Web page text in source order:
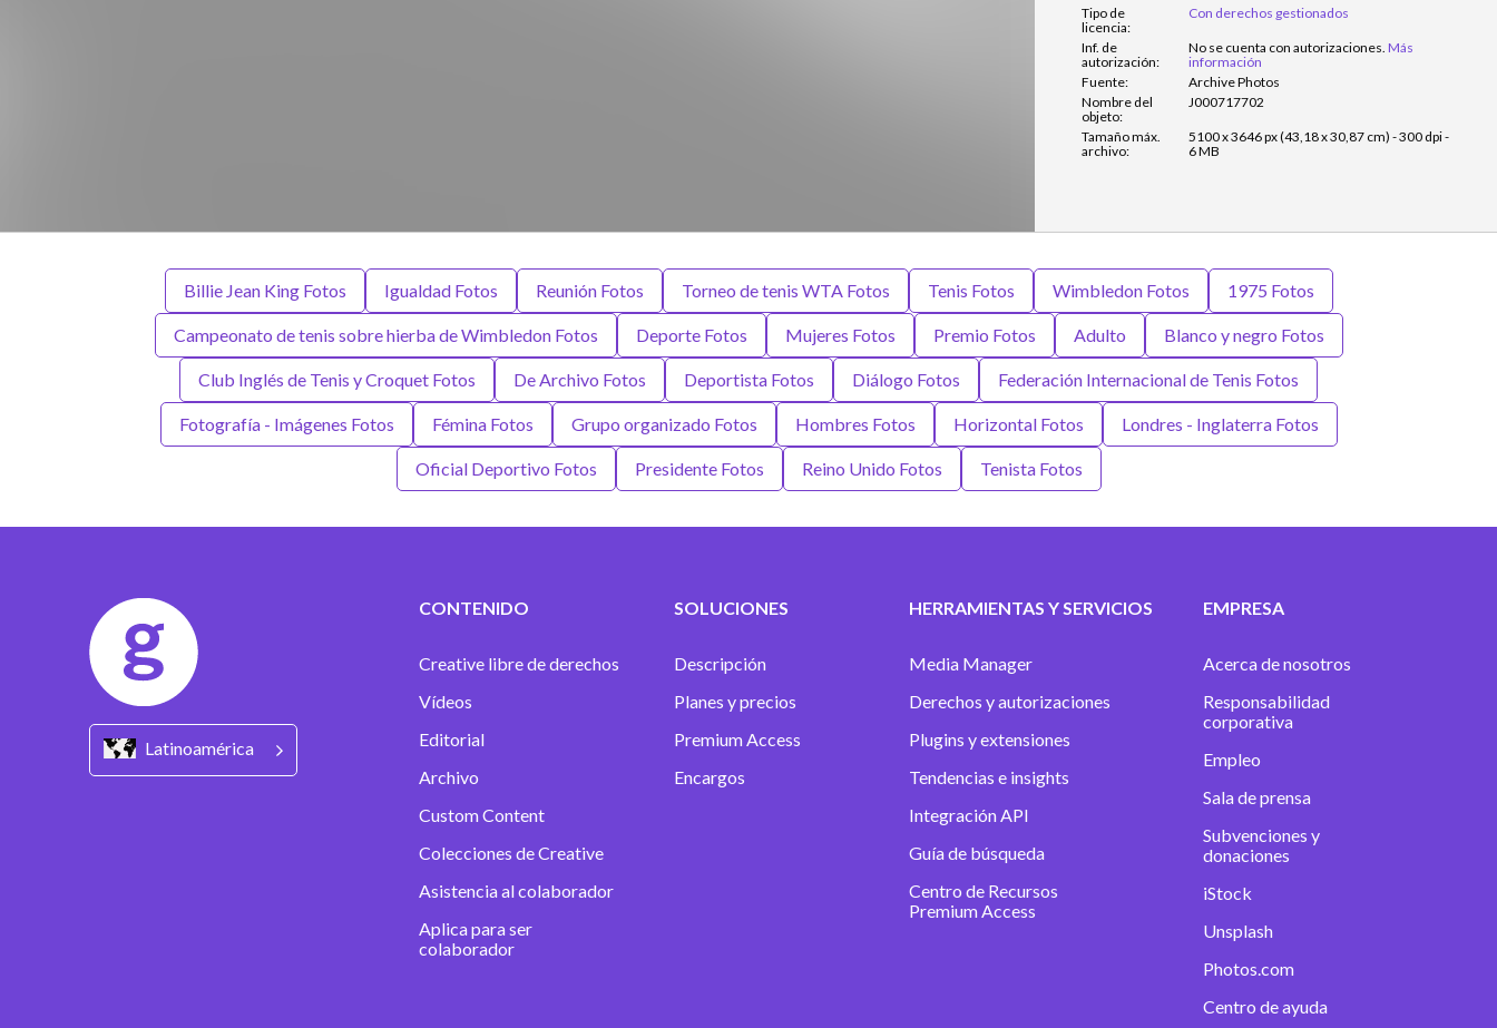
Tipo de
licencia:
Con derechos gestionados
Inf. de
autorización:
No se cuenta con autorizaciones. Más
información
Fuente:
Archive Photos
Nombre del
objeto:
J000717702
Tamaño máx.
archivo:
5100 x 3646 px (43,18 x 30,87 cm) - 300 dpi -
6 MB
Billie Jean King Fotos Igualdad Fotos Reunión Fotos Torneo de tenis WTA Fotos Tenis Fotos Wimbledon Fotos 1975 Fotos
Campeonato de tenis sobre hierba de Wimbledon Fotos Deporte Fotos Mujeres Fotos Premio Fotos Adulto Blanco y negro Fotos
Club Inglés de Tenis y Croquet Fotos De Archivo Fotos Deportista Fotos Diálogo Fotos Federación Internacional de Tenis Fotos
Fotografía - Imágenes Fotos Fémina Fotos Grupo organizado Fotos Hombres Fotos Horizontal Fotos Londres - Inglaterra Fotos
Oficial Deportivo Fotos Presidente Fotos Reino Unido Fotos Tenista Fotos
Latinoamérica
CONTENIDO
Creative libre de derechos
Vídeos
Editorial
Archivo
Custom Content
Colecciones de Creative
Asistencia al colaborador
Aplica para ser
colaborador
SOLUCIONES
Descripción
Planes y precios
Premium Access
Encargos
HERRAMIENTAS Y SERVICIOS
Media Manager
Derechos y autorizaciones
Plugins y extensiones
Tendencias e insights
Integración API
Guía de búsqueda
Centro de Recursos
Premium Access
EMPRESA
Acerca de nosotros
Responsabilidad
corporativa
Empleo
Sala de prensa
Subvenciones y
donaciones
iStock
Unsplash
Photos.com
Centro de ayuda